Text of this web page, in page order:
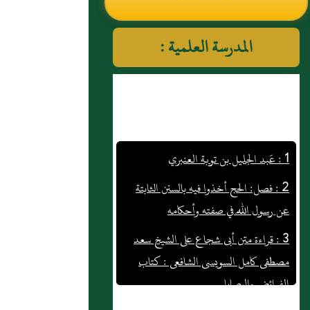
النووي رحمهم الله تعالى
المدرسة العلمية :
1 : عَبد الجليل بن توبة العنبري
2 : فصل: الحج أخذوا فيه بالسنن الثابتة
عن رسول اللّه في صفته وأحكامه
3 : قراءة متن أبى شجاع على الشيخ سعد
مصطفى كامل السويسى الشافعى : كتاب
الفرائض والوصايا
4 : غضين بن عَبد العزيز، كُوفيٌّ